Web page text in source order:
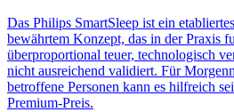
Das Philips SmartSleep ist ein
bewährtem Konzept, das in der Praxis
überproportional teuer, technologisch
nicht ausreichend validiert. Für
betroffene Personen kann es hilfreich
Premium-Preis.